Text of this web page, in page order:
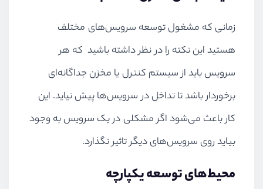
زمانی که مشغول توسعه سرویس‌های مختلف
هستید این نکته را در نظر داشته باشید که هر
سرویس باید از سیستم کنترل یا مخزن جداگانه‌ای
برخوردار باشد تا تداخل در سرویس‌ها پیش نیاید. این
کار باعث می‌شود اگر مشکلی در یک سرویس به وجود
بیاید روی سرویس‌های دیگر تاثیر نگذارد.
محیط‌های توسعه یکپارچه